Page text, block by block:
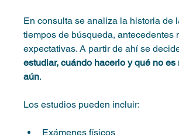
En consulta se analiza la historia de
tiempos de búsqueda, antecedentes
expectativas. A partir de ahí se
estudiar, cuándo hacerlo y qué no es
aún.
Los estudios pueden incluir:
Exámenes físicos